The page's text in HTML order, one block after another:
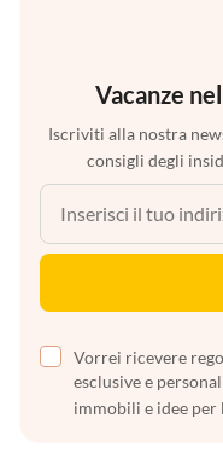
Vacanze
Iscriviti alla nostra
consigli degli
Vorrei ricevere
esclusive e
immobili e idee per